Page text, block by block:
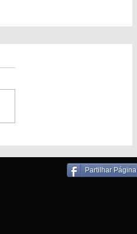
em Padaria
bombeiros para
Partilhar Página